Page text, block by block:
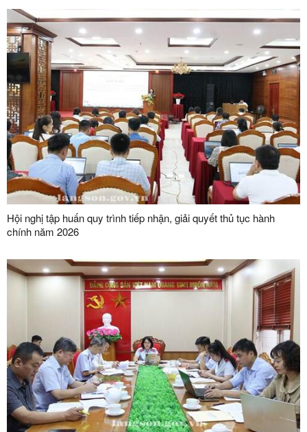
nước ngoài
Hội nghị tập huấn quy trình tiếp nhận, giải quyết thủ tục hành
chính năm 2026